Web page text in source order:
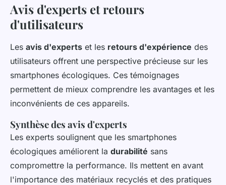
Avis d'experts et retours
d'utilisateurs
Les avis d'experts et les retours d'expérience des
utilisateurs offrent une perspective précieuse sur les
smartphones écologiques. Ces témoignages
permettent de mieux comprendre les avantages et les
inconvénients de ces appareils.
Synthèse des avis d'experts
Les experts soulignent que les smartphones
écologiques améliorent la durabilité sans
compromettre la performance. Ils mettent en avant
l'importance des matériaux recyclés et des pratiques